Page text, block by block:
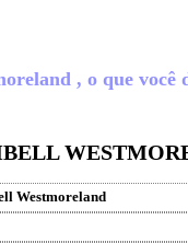
, o que você
Westmoreland